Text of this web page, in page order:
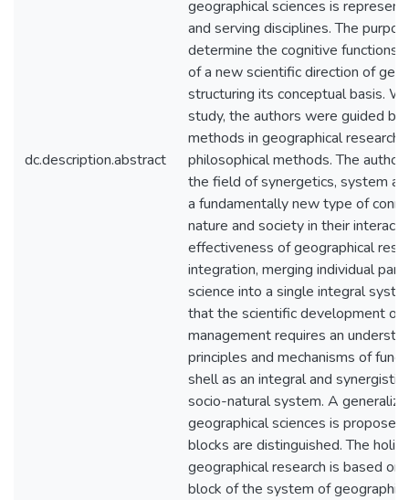
dc.description.abstract
geographical sciences is
and serving disciplines. The
determine the cognitive functions
of a new scientific direction of
structuring its conceptual basis.
study, the authors were guided by
methods in geographical research
philosophical methods. The
the field of synergetics, system
a fundamentally new type of
nature and society in their
effectiveness of geographical
integration, merging individual
science into a single integral
that the scientific development of
management requires an
principles and mechanisms of
shell as an integral and
socio-natural system. A
geographical sciences is
blocks are distinguished. The
geographical research is based
block of the system of